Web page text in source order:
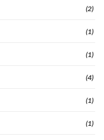
(2)
(1)
(1)
(4)
(1)
(1)